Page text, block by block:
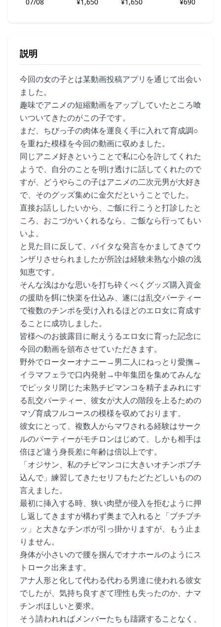
説明
今回の女の子とは某動画投稿アプリを通じて出会い
ました。
趣味でアニメの短縮動画をアップしていたところ喰
いついてきたのがこの子です。
まだ、ちびっ子の肉体を運良く手に入れて育成調○
を重ねた模様を今回の動画に収めました。
同じアニメ好きということで私に心を許してくれた
ようで、自分のことを明け透けに話してくれたので
すが、どうやらこの子はアニメの二次元男が大好き
で、そのグッズ集めに金欠だということでした。
直接お話ししたいから、ご飯に行こうと打診したと
ころ、おこづかいくれるなら、ご飯なら行ってもい
いよ。
と見た目に反して、バイタな発言をかましてきてウ
ンザリさせられましたが所詮は経験未熟な小娘の浅
知恵です。
そんな浅はかな思いを打ち砕くべくグッズ購入資金
の援助を餌に快楽を仕込み、遂には乱交パーティー
で複数のチンポを受け入れるほどのエロ女に育成す
ることに成功しました。
皆様へのお披露目に耐えうるエロ女に育った記念に
今回の動画を頒布させていただきます。
野外でローターオナニー→男二人にねっとり愛撫→
イラマフェラで口内発射→中年集団を集めてみんな
でピッタリ閉じた未熟チビマンコを精子まみれにす
る乱交パーティー、彼女が大人の階段を上るための
マゾ育成フルコースの模様を収めております。
彼女にとって、複数人からマワされる経験はサーク
ルのパーティーがモチロンはじめて、しかも相手は
倍ほど違う身長差に年齢は倍以上です。
「オジサン、私のチビマンコに大きいオチンポブチ
込んで」練習してきたセリフもたどたどしいものの
言えました。
最初に挿入する時、狭い肉壁が侵入を拒むように押
し返してきますが構わず奥まで入れると「ブチブチ
ッ」と大きなチンポが引っ掛かりますが、もう止ま
りません。
身体が小さいので腰を掴んでオナホールのようにス
トローク出来ます。
アナ人形と化して代わる代わる男達に使われる彼女
でしたが、気持ち良すぎて理性も失ったのか、ナマ
チンポほしいと要求。
そう請われればメンバーたちも躊躇することなく、